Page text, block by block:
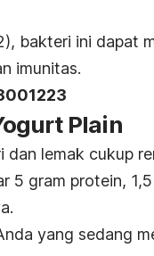
bakteri ini dapat
imunitas.
Plain
dan lemak cukup
5 gram protein,
yang sedang